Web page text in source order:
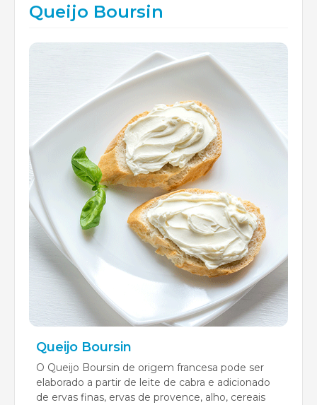
Queijo Boursin
Queijo Boursin
O Queijo Boursin de origem francesa pode ser
elaborado a partir de leite de cabra e adicionado
de ervas finas, ervas de provence, alho, cereais